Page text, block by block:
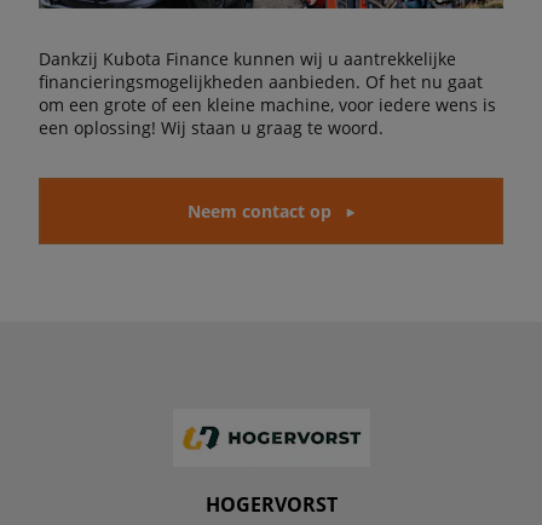
Dankzij Kubota Finance kunnen wij u aantrekkelijke
financieringsmogelijkheden aanbieden. Of het nu gaat
om een grote of een kleine machine, voor iedere wens is
een oplossing! Wij staan u graag te woord.
Neem contact op
HOGERVORST